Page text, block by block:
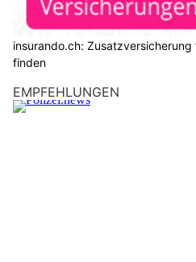
insurando.ch:
finden
EMPFEHLUNGEN